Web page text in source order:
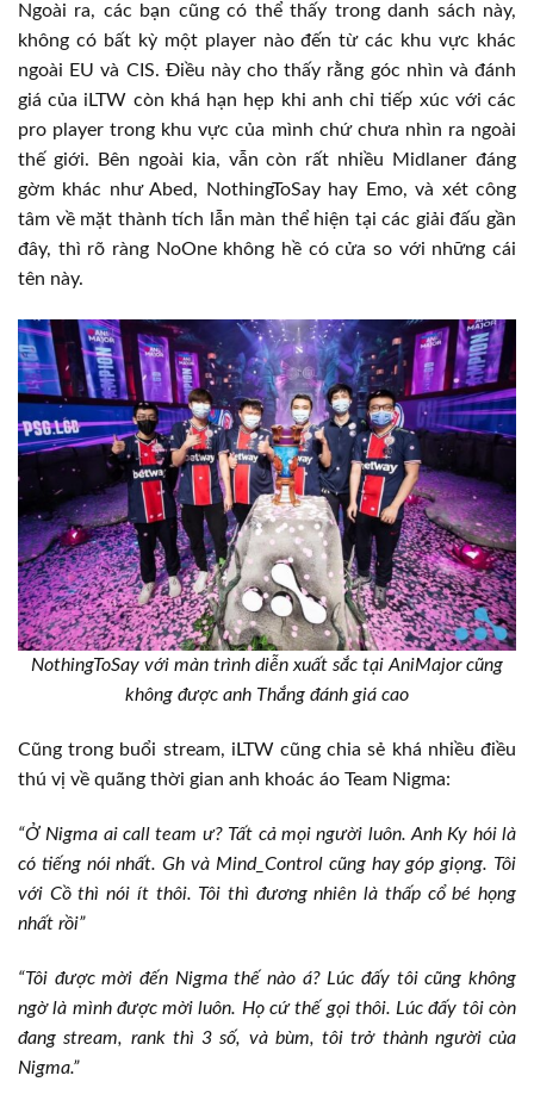
Ngoài ra, các bạn cũng có thể thấy trong danh sách này,
không có bất kỳ một player nào đến từ các khu vực khác
ngoài EU và CIS. Điều này cho thấy rằng góc nhìn và đánh
giá của iLTW còn khá hạn hẹp khi anh chỉ tiếp xúc với các
pro player trong khu vực của mình chứ chưa nhìn ra ngoài
thế giới. Bên ngoài kia, vẫn còn rất nhiều Midlaner đáng
gờm khác như Abed, NothingToSay hay Emo, và xét công
tâm về mặt thành tích lẫn màn thể hiện tại các giải đấu gần
đây, thì rõ ràng NoOne không hề có cửa so với những cái
tên này.
NothingToSay với màn trình diễn xuất sắc tại AniMajor cũng
không được anh Thắng đánh giá cao
Cũng trong buổi stream, iLTW cũng chia sẻ khá nhiều điều
thú vị về quãng thời gian anh khoác áo Team Nigma:
“Ở Nigma ai call team ư? Tất cả mọi người luôn. Anh Ky hói là
có tiếng nói nhất. Gh và Mind_Control cũng hay góp giọng. Tôi
với Cồ thì nói ít thôi. Tôi thì đương nhiên là thấp cổ bé họng
nhất rồi”
“Tôi được mời đến Nigma thế nào á? Lúc đấy tôi cũng không
ngờ là mình được mời luôn. Họ cứ thế gọi thôi. Lúc đấy tôi còn
đang stream, rank thì 3 số, và bùm, tôi trở thành người của
Nigma.”